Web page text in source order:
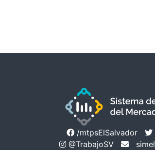
/mtpsElSalvador
@TrabajoSV